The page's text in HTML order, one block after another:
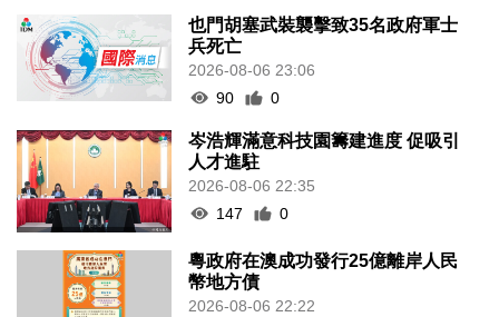
也門胡塞武裝襲擊致35名政府軍士
兵死亡
2026-08-06 23:06
90
0
岑浩輝滿意科技園籌建進度 促吸引
人才進駐
2026-08-06 22:35
147
0
粵政府在澳成功發行25億離岸人民
幣地方債
2026-08-06 22:22